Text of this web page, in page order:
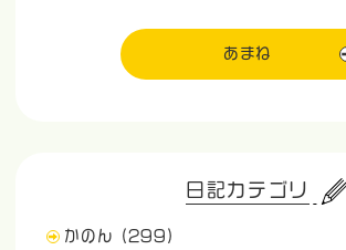
あまね
日記カテゴリ
かのん
(299)